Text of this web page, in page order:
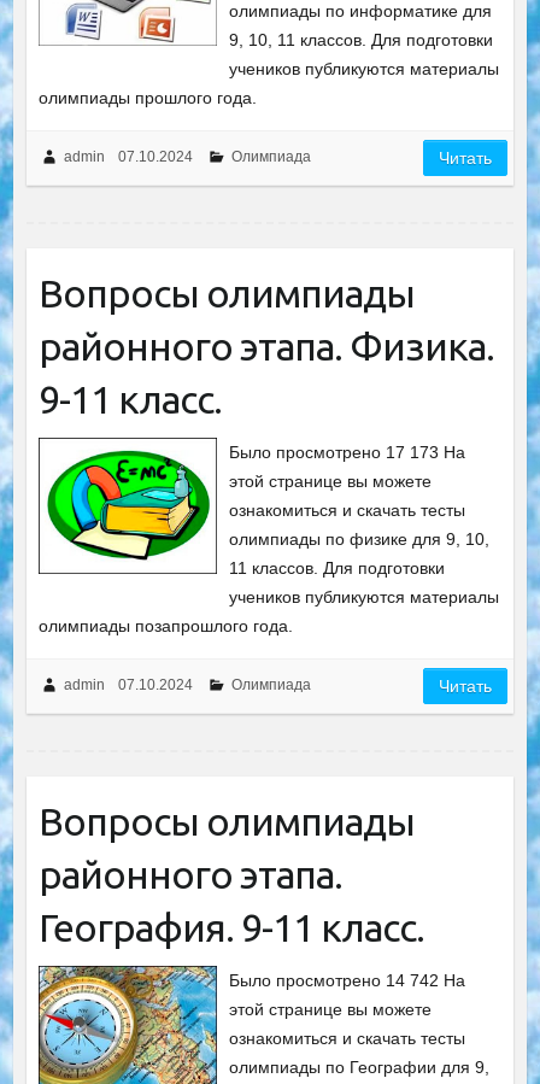
олимпиады по информатике для
9, 10, 11 классов. Для подготовки
учеников публикуются материалы
олимпиады прошлого года.
admin 07.10.2024 Олимпиада Читать
Вопросы олимпиады
районного этапа. Физика.
9-11 класс.
Было просмотрено 17 173 На
этой странице вы можете
ознакомиться и скачать тесты
олимпиады по физике для 9, 10,
11 классов. Для подготовки
учеников публикуются материалы
олимпиады позапрошлого года.
admin 07.10.2024 Олимпиада Читать
Вопросы олимпиады
районного этапа.
География. 9-11 класс.
Было просмотрено 14 742 На
этой странице вы можете
ознакомиться и скачать тесты
олимпиады по Географии для 9,